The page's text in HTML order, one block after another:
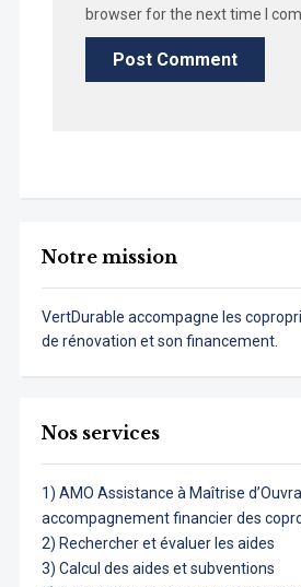
Notre mission
VertDurable accompagne les
de rénovation et son financement.
Nos services
1) AMO Assistance à Maîtrise
accompagnement financier des
2) Rechercher et évaluer les aides
3) Calcul des aides et subventions
browser for the next time I